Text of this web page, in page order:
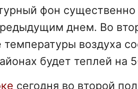
фон
днем. Во
воздуха
будет теплей на
сегодня во второй